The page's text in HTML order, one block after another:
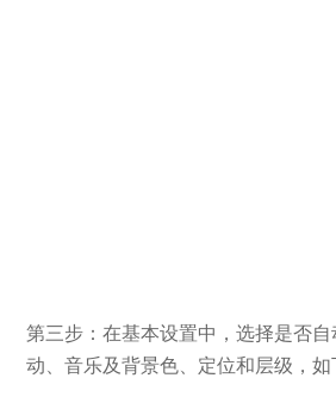
第三步：在基本设置中，选择是否
动、音乐及背景色、定位和层级，如